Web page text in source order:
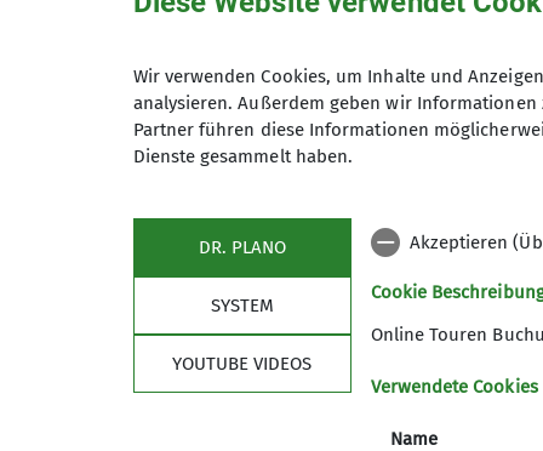
Wir verwenden Cookies, um Inhalte und
analysieren. Außerdem geben wir
Partner führen diese Informationen
Dienste gesammelt haben.
DR. PLANO
SYSTEM
YOUTUBE VIDEOS
Akzeptieren
Cookie
Online Touren
Verwendete Cookies
Name